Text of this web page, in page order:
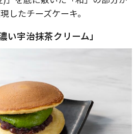
したチーズケーキ。
い宇治抹茶クリーム」